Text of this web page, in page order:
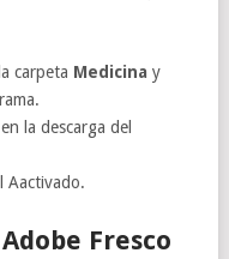
carpeta Medicinay
la descarga del
Aactivado.
Fresco